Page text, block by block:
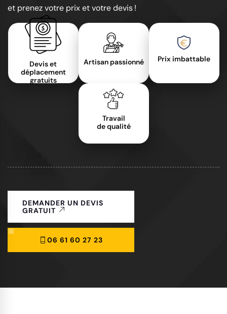
et prenez votre prix et votre devis !
Devis et
déplacement
gratuits
Artisan passionné Prix imbattable
Travail
de qualité
DEMANDER UN DEVIS
GRATUIT
06 61 60 27 23